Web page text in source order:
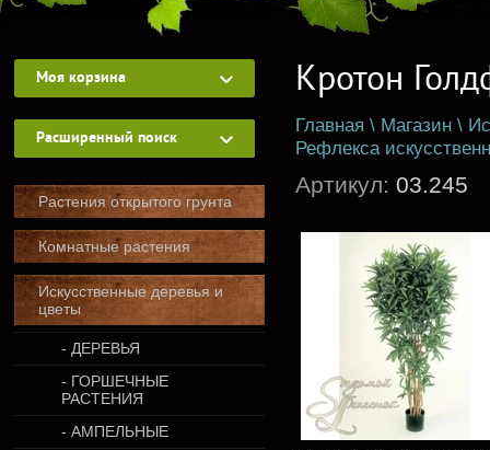
Кротон
Главная \ Магазин \
Рефлекса
Артикул: 03.245
Моя корзина
Расширенный поиск
Растения открытого грунта
Комнатные растения
Искусственные деревья и
цветы
- ДЕРЕВЬЯ
- ГОРШЕЧНЫЕ
РАСТЕНИЯ
- АМПЕЛЬНЫЕ